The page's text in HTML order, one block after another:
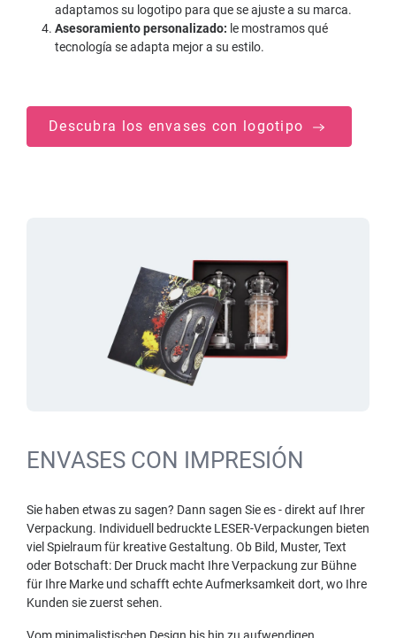
adaptamos su logotipo para que se ajuste a su marca.
Asesoramiento personalizado: le mostramos qué
tecnología se adapta mejor a su estilo.
Descubra los envases con logotipo
ENVASES CON IMPRESIÓN
Sie haben etwas zu sagen? Dann sagen Sie es - direkt auf Ihrer
Verpackung. Individuell bedruckte LESER-Verpackungen bieten
viel Spielraum für kreative Gestaltung. Ob Bild, Muster, Text
oder Botschaft: Der Druck macht Ihre Verpackung zur Bühne
für Ihre Marke und schafft echte Aufmerksamkeit dort, wo Ihre
Kunden sie zuerst sehen.
Vom minimalistischen Design bis hin zu aufwendigen